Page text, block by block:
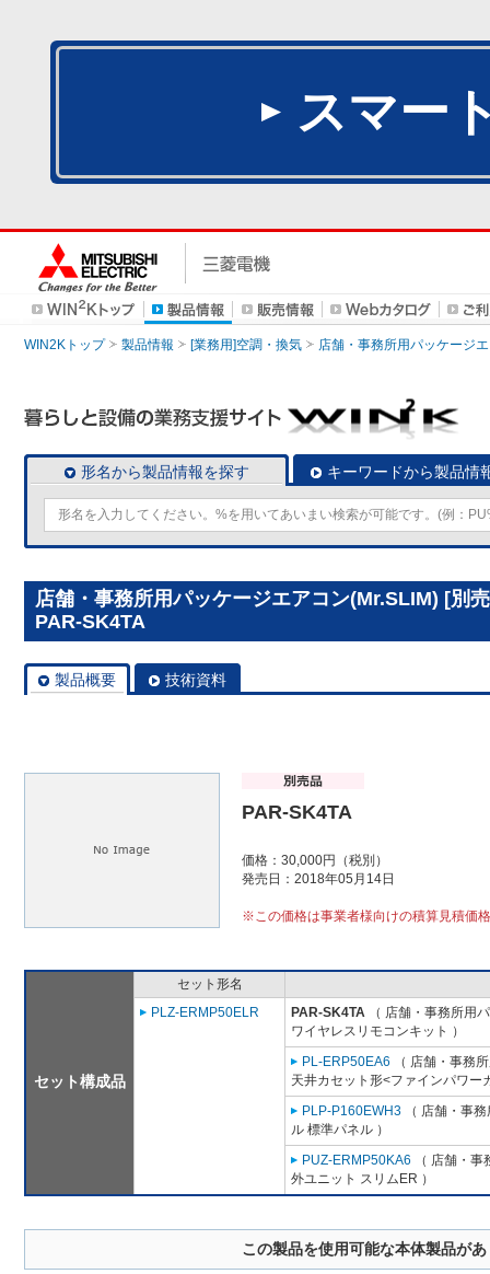
スマー
WIN2Kトップ 製品情報 [業務用]空調・換気 店舗・事務所用パッケージ
形名から製品情報を探す キーワードから製品情
店舗・事務所用パッケージエアコン(Mr.SLIM) [別
PAR-SK4TA
製品概要 技術資料
PAR-SK4TA
価格：30,000円（税別）
発売日：2018年05月14日
※この価格は事業者様向けの積算見積価
セット構成品
セット形名
PLZ-ERMP50ELR
PAR-SK4TA （ 店舗・事務所用
ワイヤレスリモコンキット ）
PL-ERP50EA6 （ 店舗・事務
天井カセット形<ファインパワー
PLP-P160EWH3 （ 店舗・事
ル 標準パネル ）
PUZ-ERMP50KA6 （ 店舗・
外ユニット スリムER ）
この製品を使用可能な本体製品が